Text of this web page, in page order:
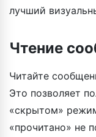
лучший
Чтение
Читайте
Это позволяет
«скрытом»
«прочитано» не